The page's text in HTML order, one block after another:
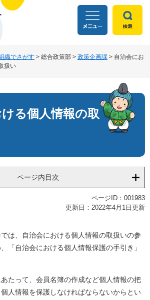
織でさがす > 総合政策部 > 政策企画課 > 自治会にお
扱い
る個人情報の取
ページ内目次
ページID：001983
更新日：2022年4月1日更新
は、自治会における個人情報の取扱いの参
「自治会における個人情報保護の手引き」
たって、会員名簿の作成など個人情報の把
人情報を保護しなければならないからとい